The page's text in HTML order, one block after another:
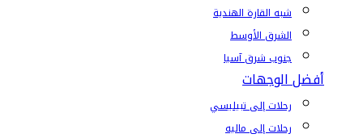
شبه القارة الهندية
الشرق الأوسط
جنوب شرق آسيا
أفضل الوجهات
رحلات إلى تبيليسي
رحلات إلى ماليه